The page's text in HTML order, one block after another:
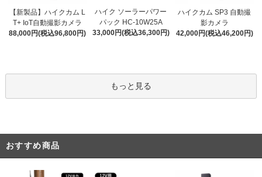
【新製品】ハイクカム L
T+ IoT自動撮影カメラ
88,000円(税込96,800円)
ハイク ソーラーパワー
パック HC-10W25A
33,000円(税込36,300円)
ハイクカム SP3 自動撮
影カメラ
42,000円(税込46,200円)
もっと見る
おすすめ商品